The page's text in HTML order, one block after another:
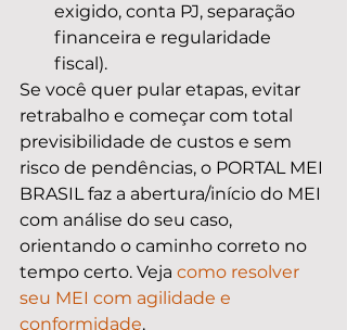
exigido, conta PJ, separação
financeira e regularidade
fiscal).
Se você quer pular etapas, evitar
retrabalho e começar com total
previsibilidade de custos e sem
risco de pendências, o PORTAL MEI
BRASIL faz a abertura/início do MEI
com análise do seu caso,
orientando o caminho correto no
tempo certo. Veja como resolver
seu MEI com agilidade e
conformidade.